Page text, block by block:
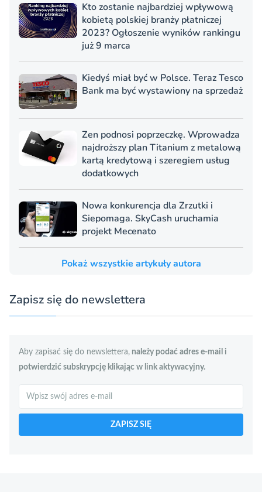
Kto zostanie najbardziej wpływową
kobietą polskiej branży płatniczej
2023? Ogłoszenie wyników rankingu
już 9 marca
Kiedyś miał być w Polsce. Teraz Tesco
Bank ma być wystawiony na sprzedaż
Zen podnosi poprzeczkę. Wprowadza
najdroższy plan Titanium z metalową
kartą kredytową i szeregiem usług
dodatkowych
Nowa konkurencja dla Zrzutki i
Siepomaga. SkyCash uruchamia
projekt Mecenato
Pokaż wszystkie artykuły autora
Zapisz się do newslettera
Aby zapisać się do newslettera, należy podać adres e-mail i
potwierdzić subskrypcję klikając w link aktywacyjny.
Szukaj
ZAPISZ SIĘ